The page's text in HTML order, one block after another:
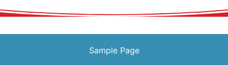
научно
Sample Page